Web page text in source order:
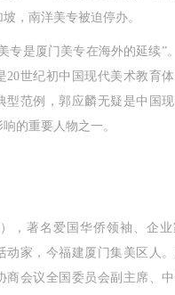
，南洋美专被迫停办。
专是厦门美专在海外的延续”
20世纪初中国现代美术教育
型范例，郭应麟无疑是中国
的重要人物之一。
），著名爱国华侨领袖、企
动家，今福建厦门集美区人。
商会议全国委员会副主席、